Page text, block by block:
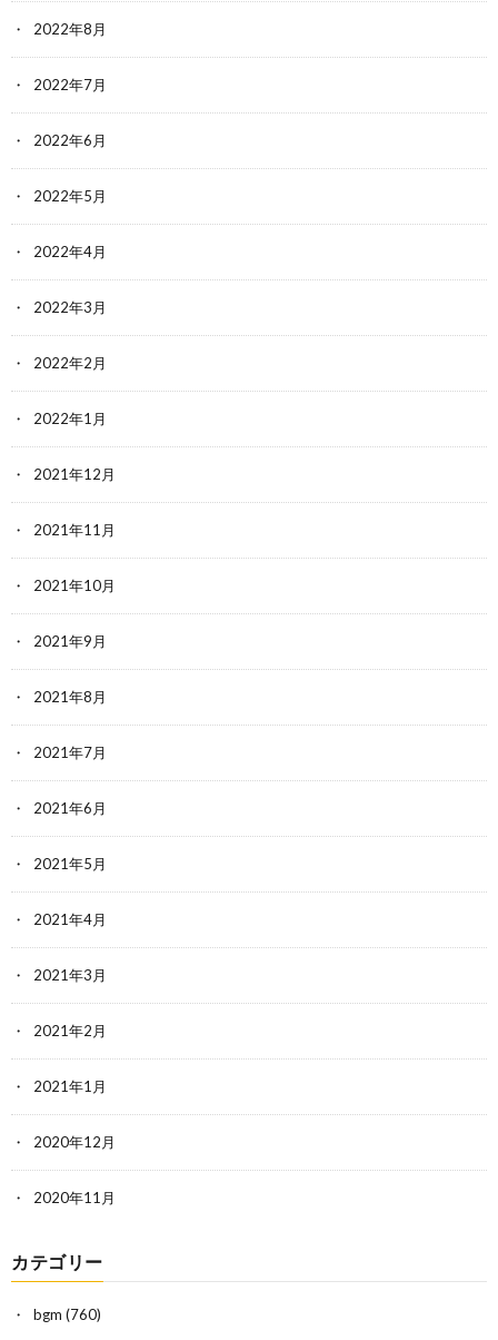
2022年8月
2022年7月
2022年6月
2022年5月
2022年4月
2022年3月
2022年2月
2022年1月
2021年12月
2021年11月
2021年10月
2021年9月
2021年8月
2021年7月
2021年6月
2021年5月
2021年4月
2021年3月
2021年2月
2021年1月
2020年12月
2020年11月
カテゴリー
bgm (760)